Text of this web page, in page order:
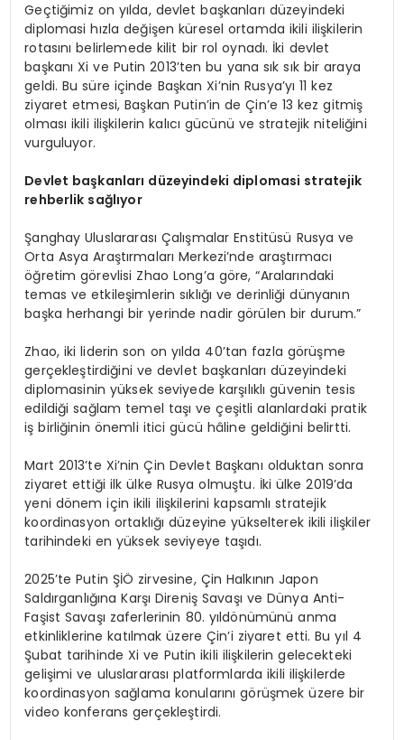
Geçtiğimiz on yılda, devlet başkanları düzeyindeki
diplomasi hızla değişen küresel ortamda ikili ilişkilerin
rotasını belirlemede kilit bir rol oynadı. İki devlet
başkanı Xi ve Putin 2013’ten bu yana sık sık bir araya
geldi. Bu süre içinde Başkan Xi’nin Rusya’yı 11 kez
ziyaret etmesi, Başkan Putin’in de Çin’e 13 kez gitmiş
olması ikili ilişkilerin kalıcı gücünü ve stratejik niteliğini
vurguluyor.
Devlet başkanları düzeyindeki diplomasi stratejik
rehberlik sağlıyor
Şanghay Uluslararası Çalışmalar Enstitüsü Rusya ve
Orta Asya Araştırmaları Merkezi’nde araştırmacı
öğretim görevlisi Zhao Long’a göre, “Aralarındaki
temas ve etkileşimlerin sıklığı ve derinliği dünyanın
başka herhangi bir yerinde nadir görülen bir durum.”
Zhao, iki liderin son on yılda 40’tan fazla görüşme
gerçekleştirdiğini ve devlet başkanları düzeyindeki
diplomasinin yüksek seviyede karşılıklı güvenin tesis
edildiği sağlam temel taşı ve çeşitli alanlardaki pratik
iş birliğinin önemli itici gücü hâline geldiğini belirtti.
Mart 2013’te Xi’nin Çin Devlet Başkanı olduktan sonra
ziyaret ettiği ilk ülke Rusya olmuştu. İki ülke 2019’da
yeni dönem için ikili ilişkilerini kapsamlı stratejik
koordinasyon ortaklığı düzeyine yükselterek ikili ilişkiler
tarihindeki en yüksek seviyeye taşıdı.
2025’te Putin ŞİÖ zirvesine, Çin Halkının Japon
Saldırganlığına Karşı Direniş Savaşı ve Dünya Anti-
Faşist Savaşı zaferlerinin 80. yıldönümünü anma
etkinliklerine katılmak üzere Çin’i ziyaret etti. Bu yıl 4
Şubat tarihinde Xi ve Putin ikili ilişkilerin gelecekteki
gelişimi ve uluslararası platformlarda ikili ilişkilerde
koordinasyon sağlama konularını görüşmek üzere bir
video konferans gerçekleştirdi.